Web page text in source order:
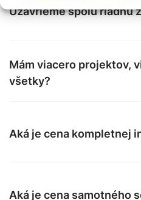
Uzavrieme spolu riadnu
Mám viacero projektov,
všetky?
Aká je cena kompletnej
Aká je cena samotného